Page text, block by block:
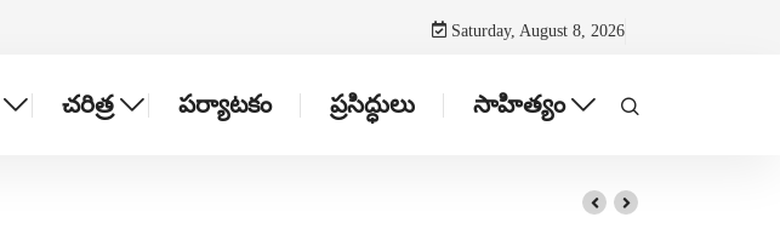
Saturday, August 8, 2026
చరిత్ర పర్యాటకం ప్రసిద్ధులు సాహిత్యం